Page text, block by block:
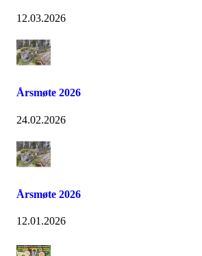
12.03.2026
Årsmøte 2026
24.02.2026
Årsmøte 2026
12.01.2026